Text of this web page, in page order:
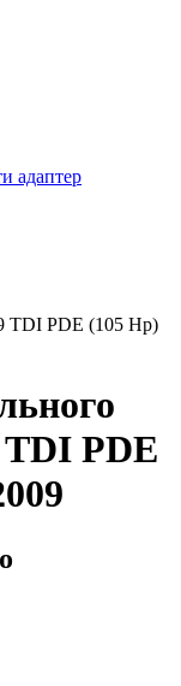
адаптер
TDI PDE (105 Hp)
TDI PDE